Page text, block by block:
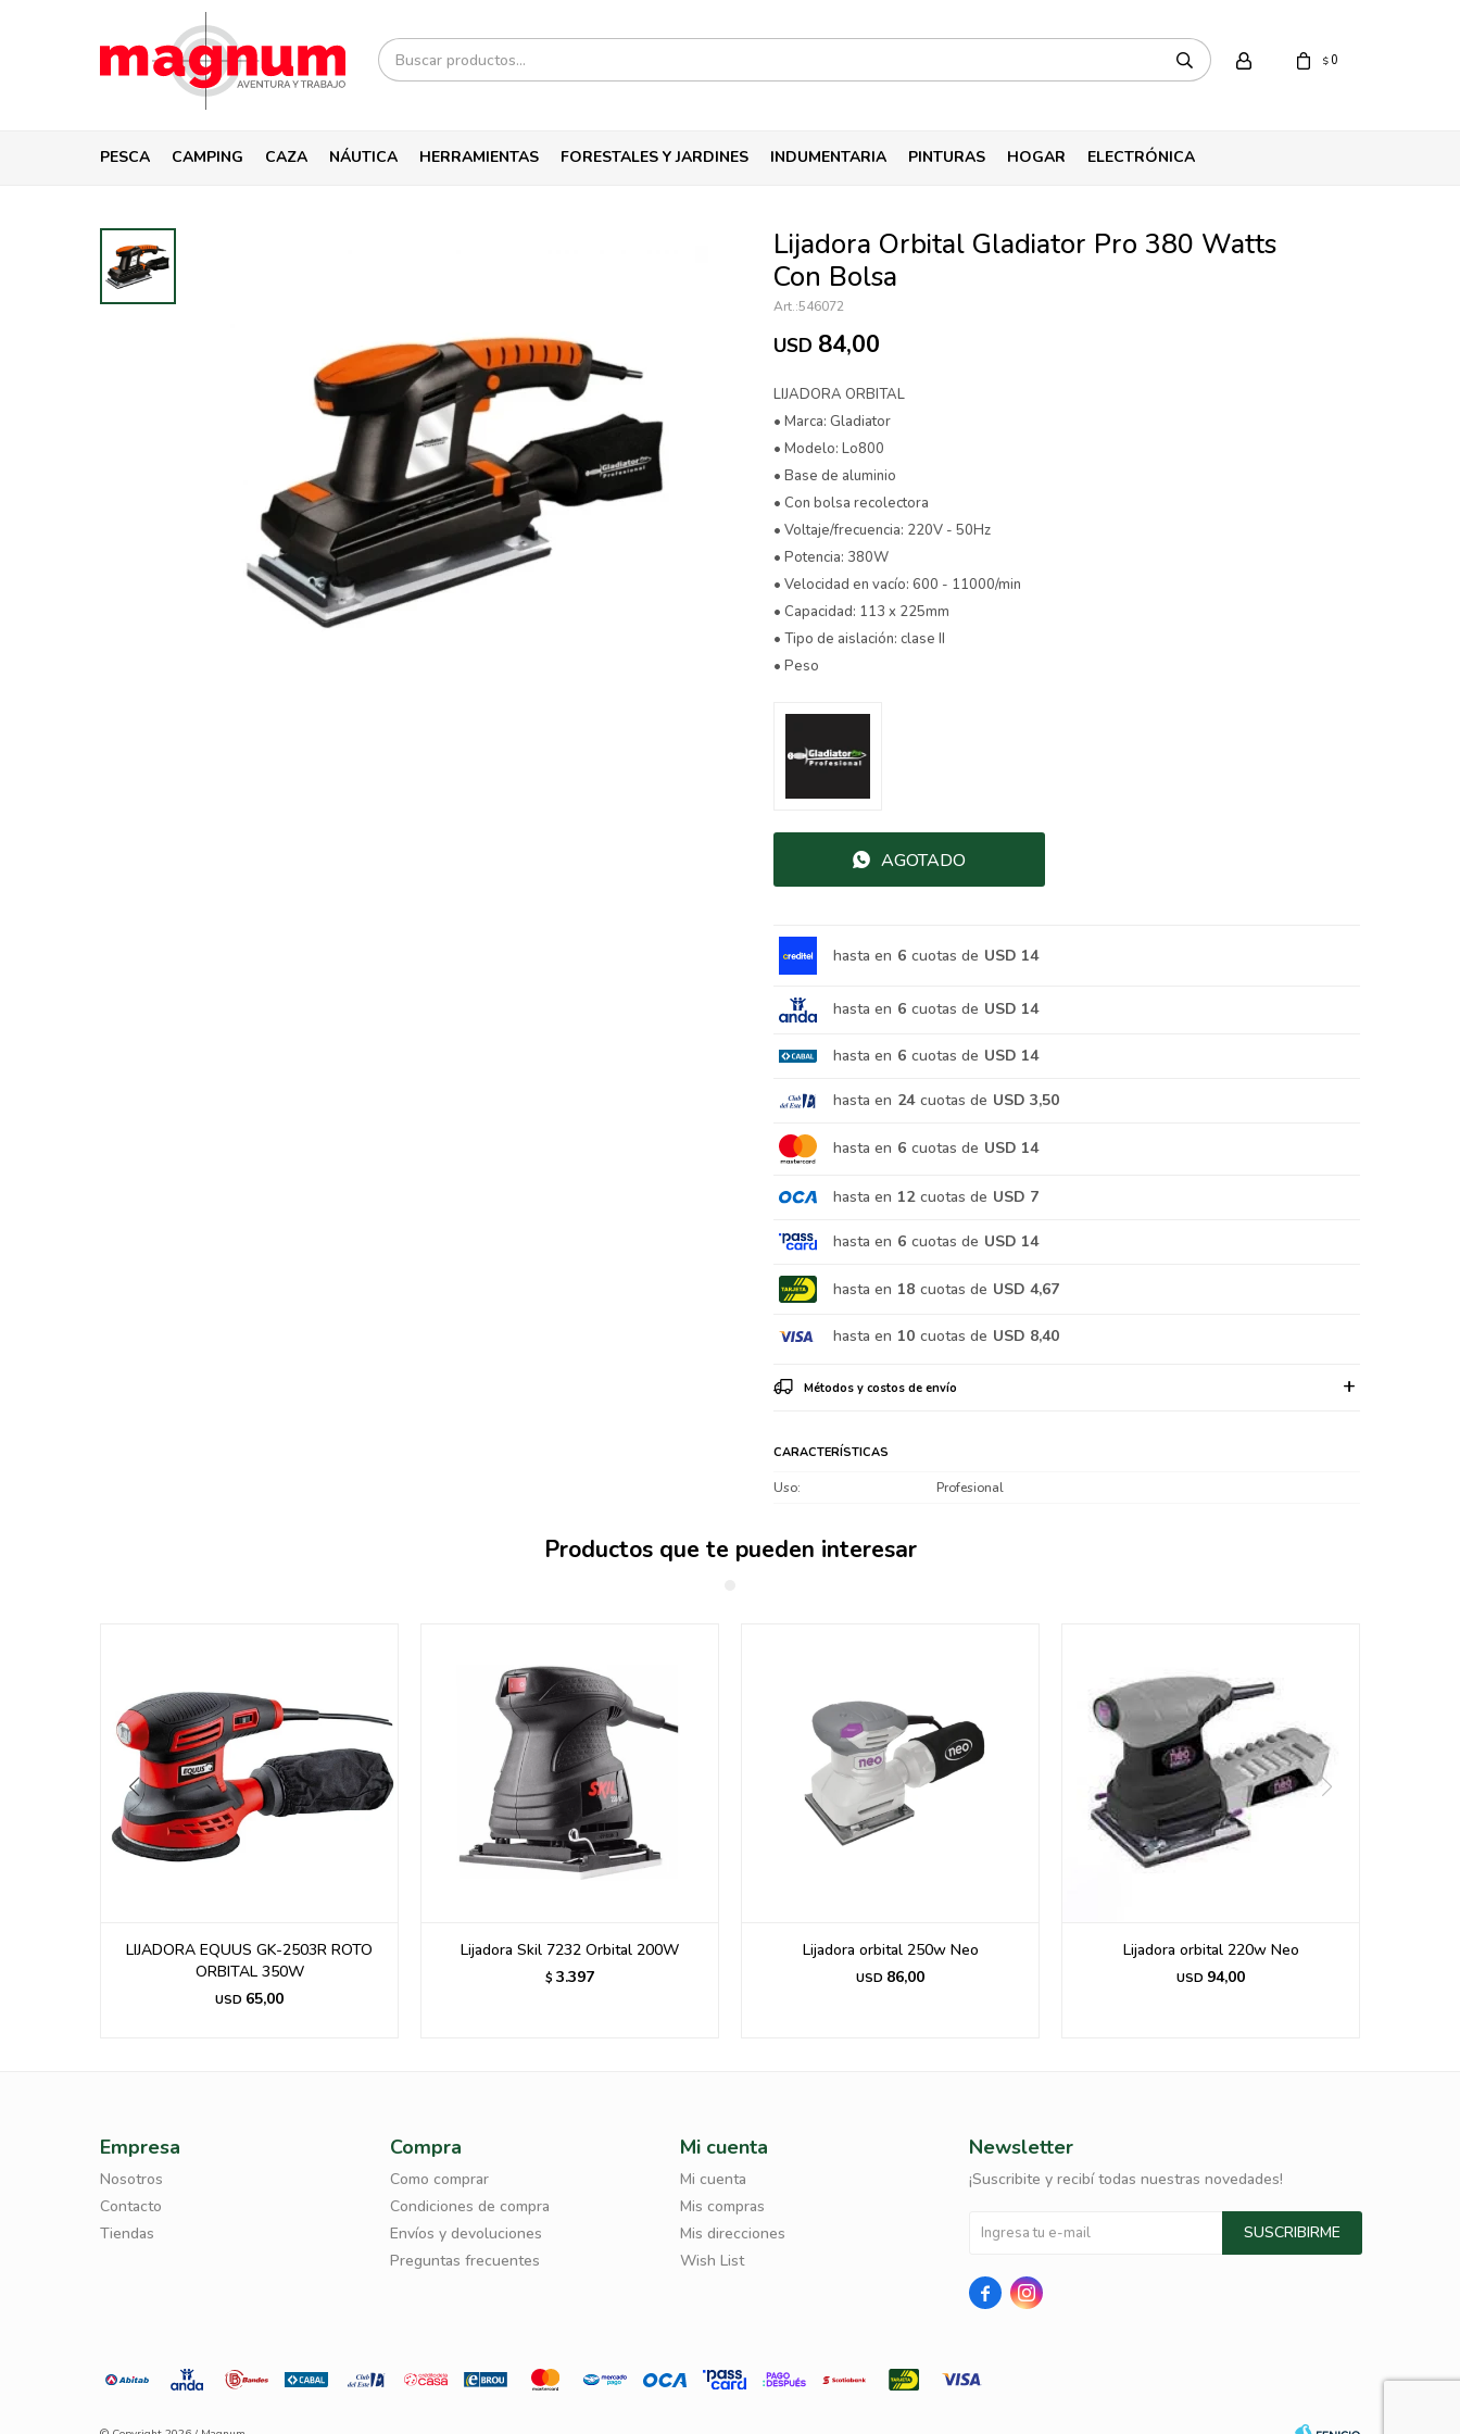
PESCA CAMPING CAZA NÁUTICA HERRAMIENTAS FORESTALES Y JARDINES INDUMENTARIA PINTURAS HOGAR ELECTRÓNICA
$ 0
Lijadora Orbital Gladiator Pro 380 Watts
Con Bolsa
546072
USD 84,00
LIJADORA ORBITAL
• Marca: Gladiator
• Modelo: Lo800
• Base de aluminio
• Con bolsa recolectora
• Voltaje/frecuencia: 220V - 50Hz
• Potencia: 380W
• Velocidad en vacío: 600 - 11000/min
• Capacidad: 113 x 225mm
• Tipo de aislación: clase II
• Peso
AGOTADO
hasta en 6 cuotas de USD 14
hasta en 6 cuotas de USD 14
hasta en 6 cuotas de USD 14
hasta en 24 cuotas de USD 3,50
hasta en 6 cuotas de USD 14
hasta en 12 cuotas de USD 7
hasta en 6 cuotas de USD 14
hasta en 18 cuotas de USD 4,67
hasta en 10 cuotas de USD 8,40
Métodos y costos de envío
CARACTERÍSTICAS
Uso Profesional
Productos que te pueden interesar
LIJADORA EQUUS GK-2503R ROTO
ORBITAL 350W
USD 65,00
Lijadora Skil 7232 Orbital 200W
$ 3.397
Lijadora orbital 250w Neo
USD 86,00
Lijadora orbital 220w Neo
USD 94,00
Empresa
Nosotros
Contacto
Tiendas
Compra
Como comprar
Condiciones de compra
Envíos y devoluciones
Preguntas frecuentes
Mi cuenta
Mi cuenta
Mis compras
Mis direcciones
Wish List
Newsletter
¡Suscribite y recibí todas nuestras novedades!
SUSCRIBIRME
 